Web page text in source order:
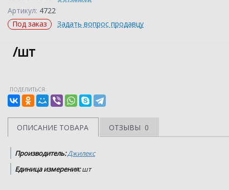
Артикул: 4722
Под заказ
Задать вопрос продавцу
/шт
ПОДЕЛИТЬСЯ:
ОПИСАНИЕ ТОВАРА ОТЗЫВЫ 0
Производитель:Джилекс
Единица измерения:шт